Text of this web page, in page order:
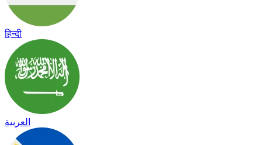
हिन्दी
العربية